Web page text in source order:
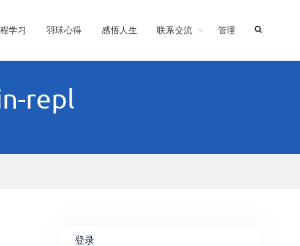
学习 羽球心得 感悟人生 联系交流 管理
repl
登录